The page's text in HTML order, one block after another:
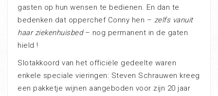
gasten op hun wensen te bedienen. En dan te
bedenken dat opperchef Conny hen – zelfs vanuit
haar ziekenhuisbed– nog permanent in de gaten
hield !
Slotakkoord van het officiële gedeelte waren
enkele speciale vieringen: Steven Schrauwen kreeg
een pakketje wijnen aangeboden voor zijn 20 jaar